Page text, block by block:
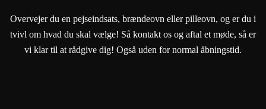
Overvejer du en pejseindsats, brændeovn eller pilleovn, og er du i
tvivl om hvad du skal vælge! Så kontakt os og aftal et møde, så er
vi klar til at rådgive dig! Også uden for normal åbningstid.